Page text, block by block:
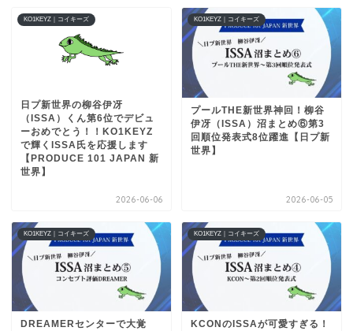
KO1KEYZ｜コイキーズ
日プ新世界の柳谷伊冴
（ISSA）くん第6位でデビュ
ーおめでとう！！KO1KEYZ
で輝くISSA氏を応援します
【PRODUCE 101 JAPAN 新
世界】
2026-06-06
KO1KEYZ｜コイキーズ
プールTHE新世界神回！柳谷
伊冴（ISSA）沼まとめ⑥第3
回順位発表式8位躍進【日プ新
世界】
2026-06-05
KO1KEYZ｜コイキーズ
DREAMERセンターで大覚
KO1KEYZ｜コイキーズ
KCONのISSAが可愛すぎる！